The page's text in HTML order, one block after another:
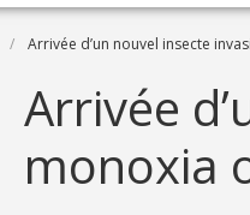
Arrivée d’un nouvel insecte
Arrivée
monoxia